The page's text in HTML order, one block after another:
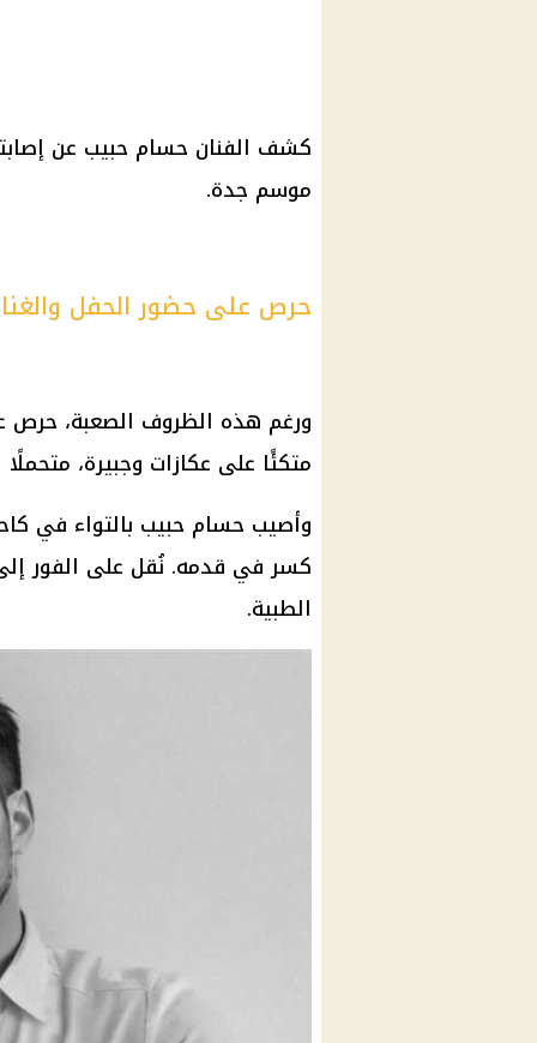
كشف الفنان حسام حبيب عن
موسم جدة.
حرص على حضور الحفل
ورغم هذه الظروف الصعبة، حرص
متكئًا على عكازات وجبيرة،
وأصيب حسام حبيب بالتواء في
كسر في قدمه. نُقل على الفور
الطبية.